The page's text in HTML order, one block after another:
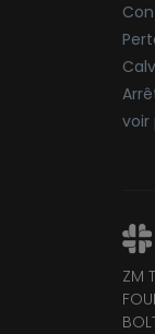
voir
ZM